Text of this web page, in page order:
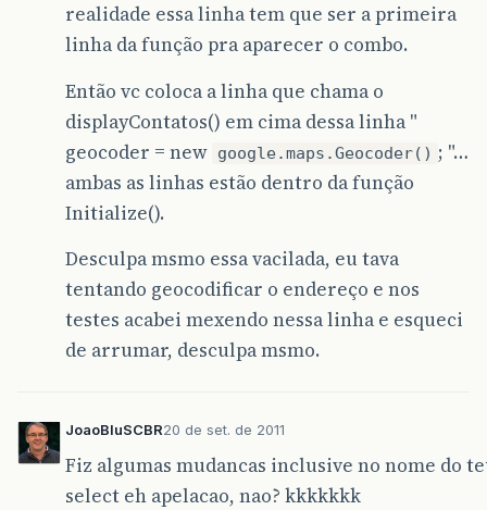
realidade essa linha tem que ser a primeira
linha da função pra aparecer o combo.
Então vc coloca a linha que chama o
displayContatos() em cima dessa linha "
geocoder = new google.maps.Geocoder() ; "…
ambas as linhas estão dentro da função
Initialize().
Desculpa msmo essa vacilada, eu tava
tentando geocodificar o endereço e nos
testes acabei mexendo nessa linha e esqueci
de arrumar, desculpa msmo.
JoaoBluSCBR20 de set. de 2011
Fiz algumas mudancas inclusive no nome do
select eh apelacao, nao? kkkkkkk